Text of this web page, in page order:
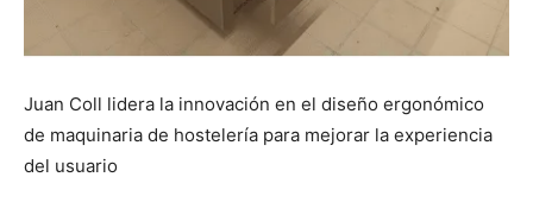
Juan Coll lidera la innovación en el diseño ergonómico
de maquinaria de hostelería para mejorar la experiencia
del usuario